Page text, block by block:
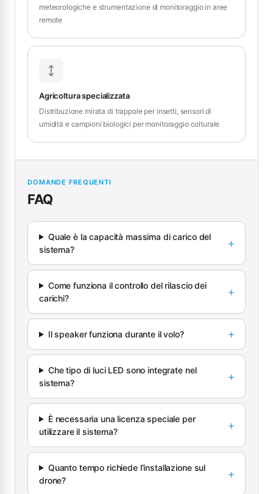
meteorologiche e strumentazione di monitoraggio in aree
remote
Agricoltura specializzata
Distribuzione mirata di trappole per insetti, sensori di
umidità e campioni biologici per monitoraggio colturale
DOMANDE FREQUENTI
FAQ
Quale è la capacità massima di carico del
sistema?
Come funziona il controllo del rilascio dei
carichi?
Il speaker funziona durante il volo?
Che tipo di luci LED sono integrate nel
sistema?
È necessaria una licenza speciale per
utilizzare il sistema?
Quanto tempo richiede l’installazione sul
drone?